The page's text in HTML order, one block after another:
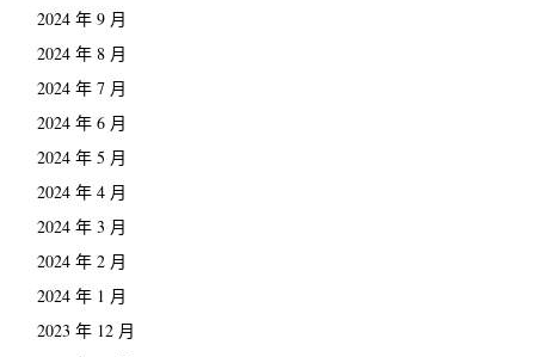
2024 年 9 月
2024 年 8 月
2024 年 7 月
2024 年 6 月
2024 年 5 月
2024 年 4 月
2024 年 3 月
2024 年 2 月
2024 年 1 月
2023 年 12 月